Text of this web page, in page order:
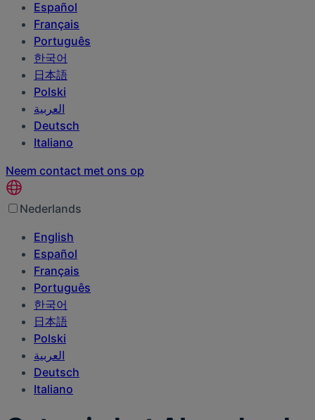
Español
Français
Português
한국어
日本語
Polski
العربية‏
Deutsch
Italiano
Neem contact met ons op
Nederlands
English
Español
Français
Português
한국어
日本語
Polski
العربية‏
Deutsch
Italiano